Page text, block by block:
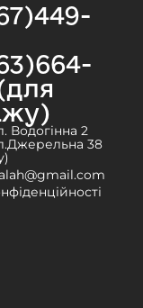
Водогінна 2
38